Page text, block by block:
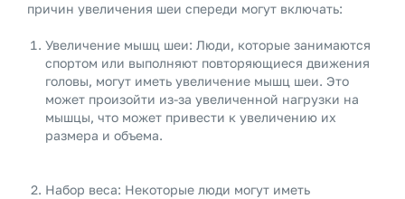
причин увеличения шеи спереди могут включать:
Увеличение мышц шеи: Люди, которые занимаются
спортом или выполняют повторяющиеся движения
головы, могут иметь увеличение мышц шеи. Это
может произойти из-за увеличенной нагрузки на
мышцы, что может привести к увеличению их
размера и объема.
Набор веса: Некоторые люди могут иметь